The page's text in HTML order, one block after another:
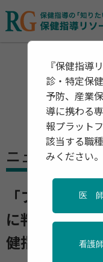
ニュース
「フレイル
に判定 フレ
健指導でも活用
『保健指導
診・特定保
予防、産業
導に携わる
報プラット
該当する職
みください。
医 師
看護師